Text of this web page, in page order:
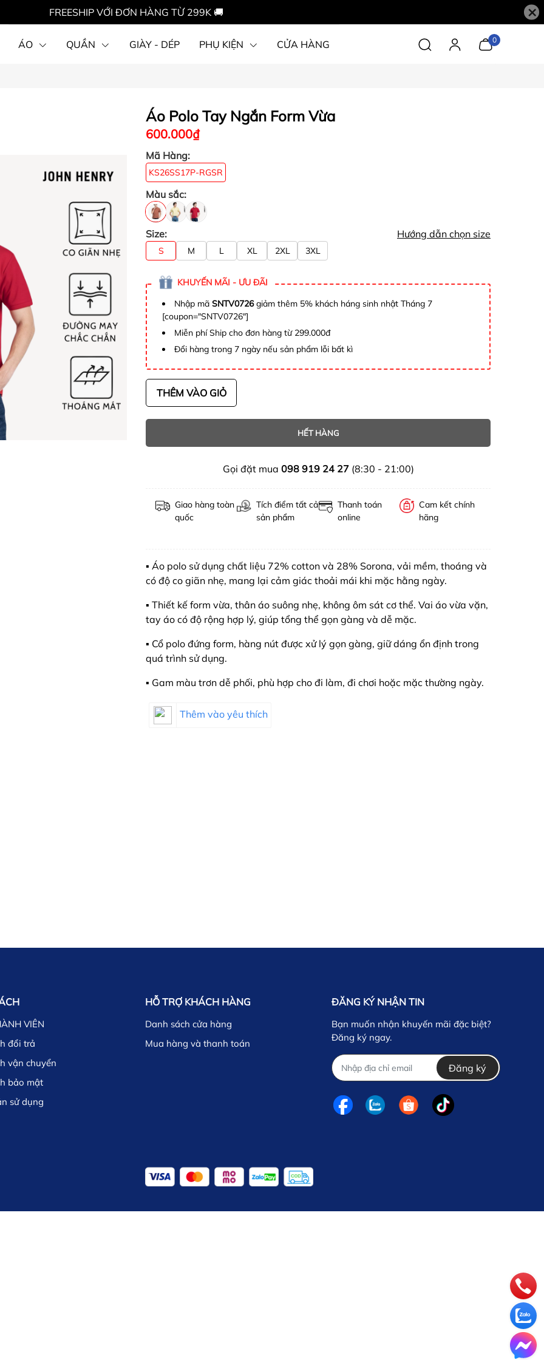
FREESHIP VỚI ĐƠN HÀNG TỪ 299K 🚚 ×
ÁO QUẦN GIÀY - DÉP PHỤ KIỆN CỬA HÀNG 0
Áo Polo Tay Ngắn Form Vừa
600.000₫
Mã Hàng:
KS26SS17P-RGSR
Màu sắc:
Size: Hướng dẫn chọn size
S M L XL 2XL 3XL
KHUYẾN MÃI - ƯU ĐÃI
Nhập mã SNTV0726giảm thêm 5% khách háng sinh nhật Tháng 7
[coupon="SNTV0726"]
Miễn phí Ship cho đơn hàng từ 299.000đ
Đổi hàng trong 7 ngày nếu sản phẩm lỗi bất kì
THÊM VÀO GIỎ
HẾT HÀNG
Gọi đặt mua 098 919 24 27(8:30 - 21:00)
Giao hàng toàn
quốc
Tích điểm tất cả
sản phẩm
Thanh toán
online
Cam kết chính
hãng
▪️ Áo polo sử dụng chất liệu 72% cotton và 28% Sorona, vải mềm, thoáng và
có độ co giãn nhẹ, mang lại cảm giác thoải mái khi mặc hằng ngày.
▪️ Thiết kế form vừa, thân áo suông nhẹ, không ôm sát cơ thể. Vai áo vừa vặn,
tay áo có độ rộng hợp lý, giúp tổng thể gọn gàng và dễ mặc.
▪️ Cổ polo đứng form, hàng nút được xử lý gọn gàng, giữ dáng ổn định trong
quá trình sử dụng.
▪️ Gam màu trơn dễ phối, phù hợp cho đi làm, đi chơi hoặc mặc thường ngày.
Thêm vào yêu thích
VIÊN
đổi trả
vận chuyển
bảo mật
sử dụng
HỖ TRỢ KHÁCH HÀNG
Danh sách cửa hàng
Mua hàng và thanh toán
ĐĂNG KÝ NHẬN TIN
Bạn muốn nhận khuyến mãi đặc biệt?
Đăng ký ngay.
Đăng ký